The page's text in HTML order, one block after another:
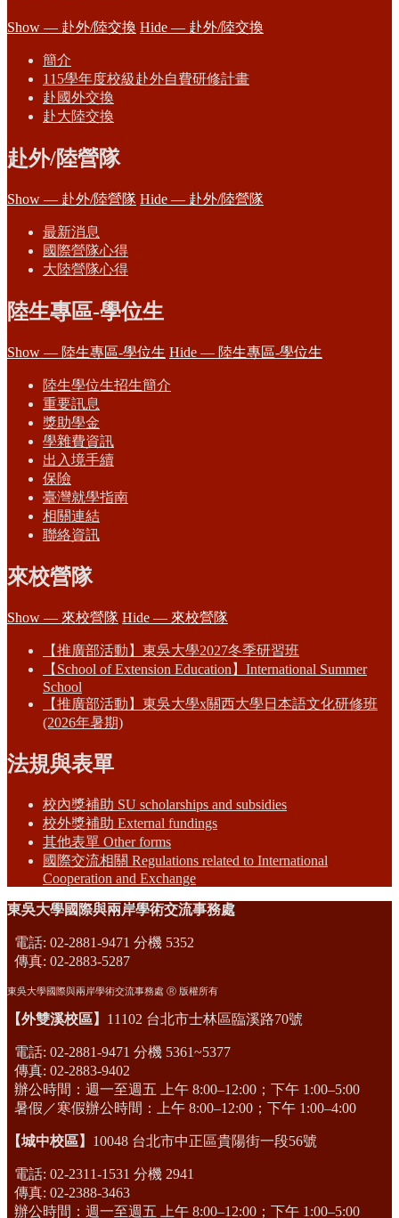
Show — 赴外/陸交換 Hide — 赴外/陸交換
簡介
115學年度校級赴外自費研修計畫
赴國外交換
赴大陸交換
赴外/陸營隊
Show — 赴外/陸營隊 Hide — 赴外/陸營隊
最新消息
國際營隊心得
大陸營隊心得
陸生專區-學位生
Show — 陸生專區-學位生 Hide — 陸生專區-學位生
陸生學位生招生簡介
重要訊息
獎助學金
學雜費資訊
出入境手續
保險
臺灣就學指南
相關連結
聯絡資訊
來校營隊
Show — 來校營隊 Hide — 來校營隊
【推廣部活動】東吳大學2027冬季研習班
【School of Extension Education】International Summer
School
【推廣部活動】東吳大學x關西大學日本語文化研修班
(2026年暑期)
法規與表單
校內獎補助 SU scholarships and subsidies
校外獎補助 External fundings
其他表單 Other forms
國際交流相關 Regulations related to International
Cooperation and Exchange
東吳大學國際與兩岸學術交流事務處
電話: 02-2881-9471 分機 5352
傳真: 02-2883-5287
東吳大學國際與兩岸學術交流事務處 Ⓡ 版權所有
【外雙溪校區】 11102 台北市士林區臨溪路70號
電話: 02-2881-9471 分機 5361~5377
傳真: 02-2883-9402
辦公時間：週一至週五 上午 8:00–12:00；下午 1:00–5:00
暑假／寒假辦公時間：上午 8:00–12:00；下午 1:00–4:00
【城中校區】 10048 台北市中正區貴陽街一段56號
電話: 02-2311-1531 分機 2941
傳真: 02-2388-3463
辦公時間：週一至週五 上午 8:00–12:00；下午 1:00–5:00